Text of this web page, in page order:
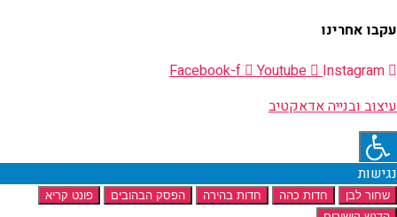
עקבו אחרינו
Facebook-f
Youtube
Instagram
עיצוב ובנייה אדאקטיב
נגישות
שחור לבן חדות כהה חדות בהירה הפסק הבהובים
פונט קריא